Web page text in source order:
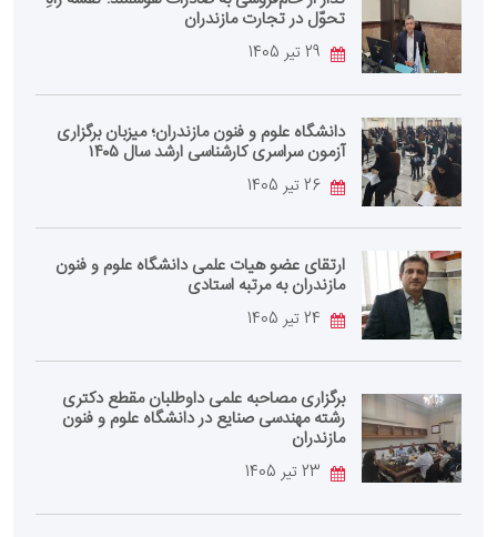
تحوّل در تجارت مازندران
دانشگاه علوم و فنون مازندران؛ میزبان برگزاری
آزمون سراسری کارشناسی‌ ارشد سال ۱۴۰۵
ارتقای عضو هیات علمی دانشگاه علوم و فنون
مازندران به مرتبه استادی
برگزاری مصاحبه علمی داوطلبان مقطع دکتری
رشته مهندسی صنایع در دانشگاه علوم و فنون
مازندران